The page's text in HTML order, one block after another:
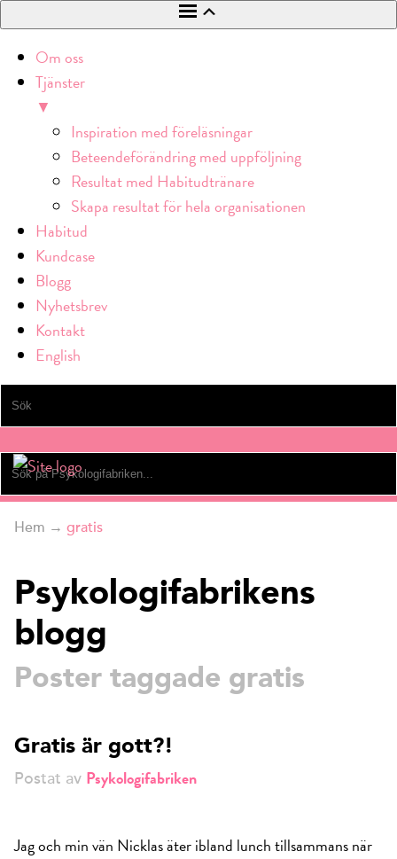
Om oss
Tjänster
▼
Inspiration med föreläsningar
Beteendeförändring med uppföljning
Resultat med Habitudtränare
Skapa resultat för hela organisationen
Habitud
Kundcase
Blogg
Nyhetsbrev
Kontakt
English
Hem → gratis
Psykologifabrikens
blogg
Poster taggade gratis
Gratis är gott?!
Postat av Psykologifabriken
Jag och min vän Nicklas äter ibland lunch tillsammans när